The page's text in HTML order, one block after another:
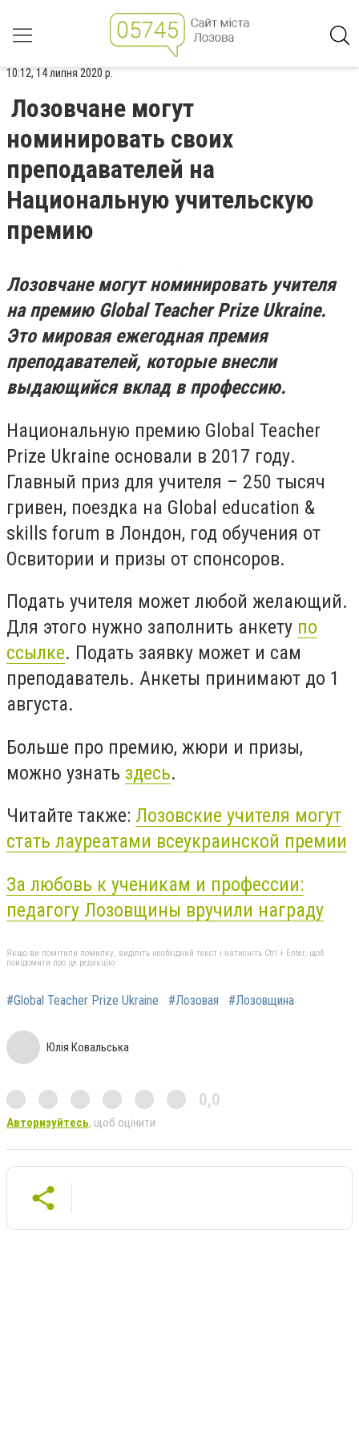
10:12, 14 липня 2020 р.
Лозовчане могут
номинировать своих
преподавателей на
Национальную учительскую
премию
Лозовчане могут номинировать учителя
на премию Global Teacher Prize Ukraine.
Это мировая ежегодная премия
преподавателей, которые внесли
выдающийся вклад в профессию.
Национальную премию Global Teacher
Prize Ukraine основали в 2017 году.
Главный приз для учителя – 250 тысяч
гривен, поездка на Global education &
skills forum в Лондон, год обучения от
Освитории и призы от спонсоров.
Подать учителя может любой желающий.
Для этого нужно заполнить анкету по
ссылке. Подать заявку может и сам
преподаватель. Анкеты принимают до 1
августа.
Больше про премию, жюри и призы,
можно узнать здесь.
Читайте также: Лозовские учителя могут
стать лауреатами всеукраинской премии
За любовь к ученикам и профессии:
педагогу Лозовщины вручили награду
Якщо ви помітили помилку, виділіть необхідний текст і натисніть Ctrl + Enter, щоб
повідомити про це редакцію
#Global Teacher Prize Ukraine #Лозовая #Лозовщина
Юлія Ковальська
0,0
Авторизуйтесь, щоб оцінити